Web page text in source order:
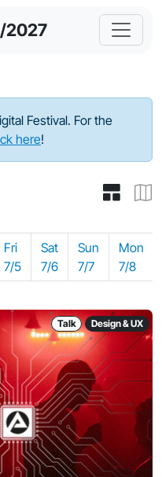
2027
Festival. For the
here!
Fri
7/5
Sat
7/6
Sun
7/7
Mon
7/8
Talk Design & UX